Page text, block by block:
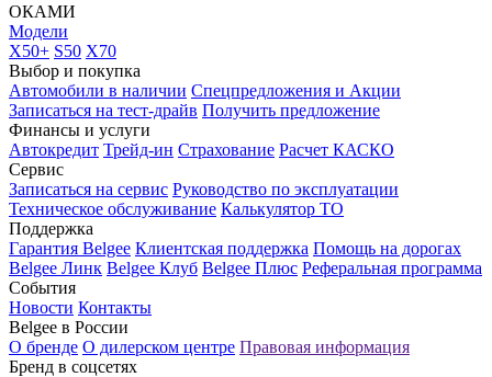
ОКАМИ
Модели
X50+ S50 X70
Выбор и покупка
Автомобили в наличии Спецпредложения и Акции
Записаться на тест-драйв Получить предложение
Финансы и услуги
Автокредит Трейд-ин Страхование Расчет КАСКО
Сервис
Записаться на сервис Руководство по эксплуатации
Техническое обслуживание Калькулятор ТО
Поддержка
Гарантия Belgee Клиентская поддержка Помощь на дорогах
Belgee Линк Belgee Клуб Belgee Плюс Реферальная программа
События
Новости Контакты
Belgee в России
О бренде О дилерском центре Правовая информация
Бренд в соцсетях